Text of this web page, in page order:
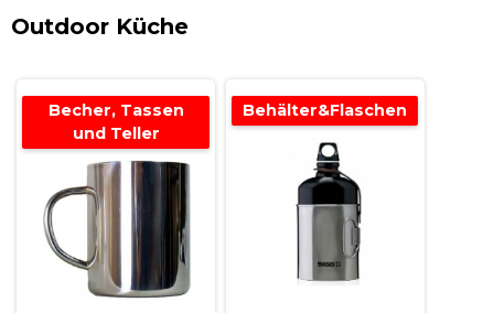
Outdoor Küche
Becher, Tassen
und Teller
Behälter&Flaschen